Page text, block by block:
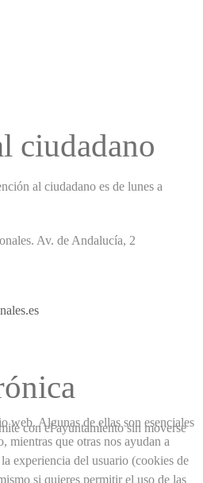
ciudadano
al ciudadano es de lunes a
Av. de Andalucía, 2
con el ayuntamiento sin moverse
web. Algunas de ellas son esenciales
mientras que otras nos ayudan a
experiencia del usuario (cookies de
si quieres permitir el uso de las